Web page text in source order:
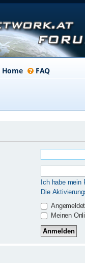
Home FAQ
Ich habe mein
Die
Meinen